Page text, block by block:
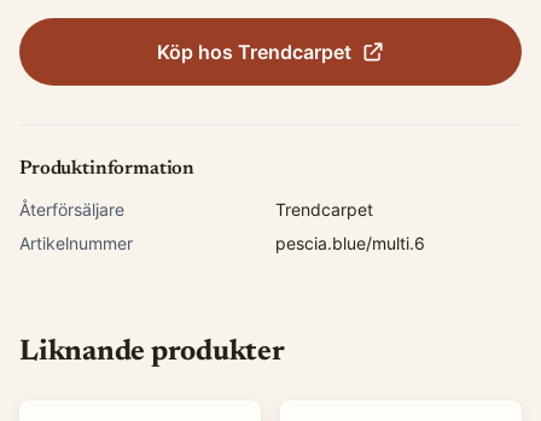
Köp hos Trendcarpet
Produktinformation
Återförsäljare
Trendcarpet
Artikelnummer
pescia.blue/multi.6
Liknande produkter